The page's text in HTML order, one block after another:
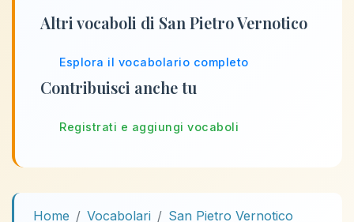
Altri vocaboli di San Pietro Vernotico
Esplora il vocabolario completo
Contribuisci anche tu
Registrati e aggiungi vocaboli
Home Vocabolari
San Pietro Vernotico